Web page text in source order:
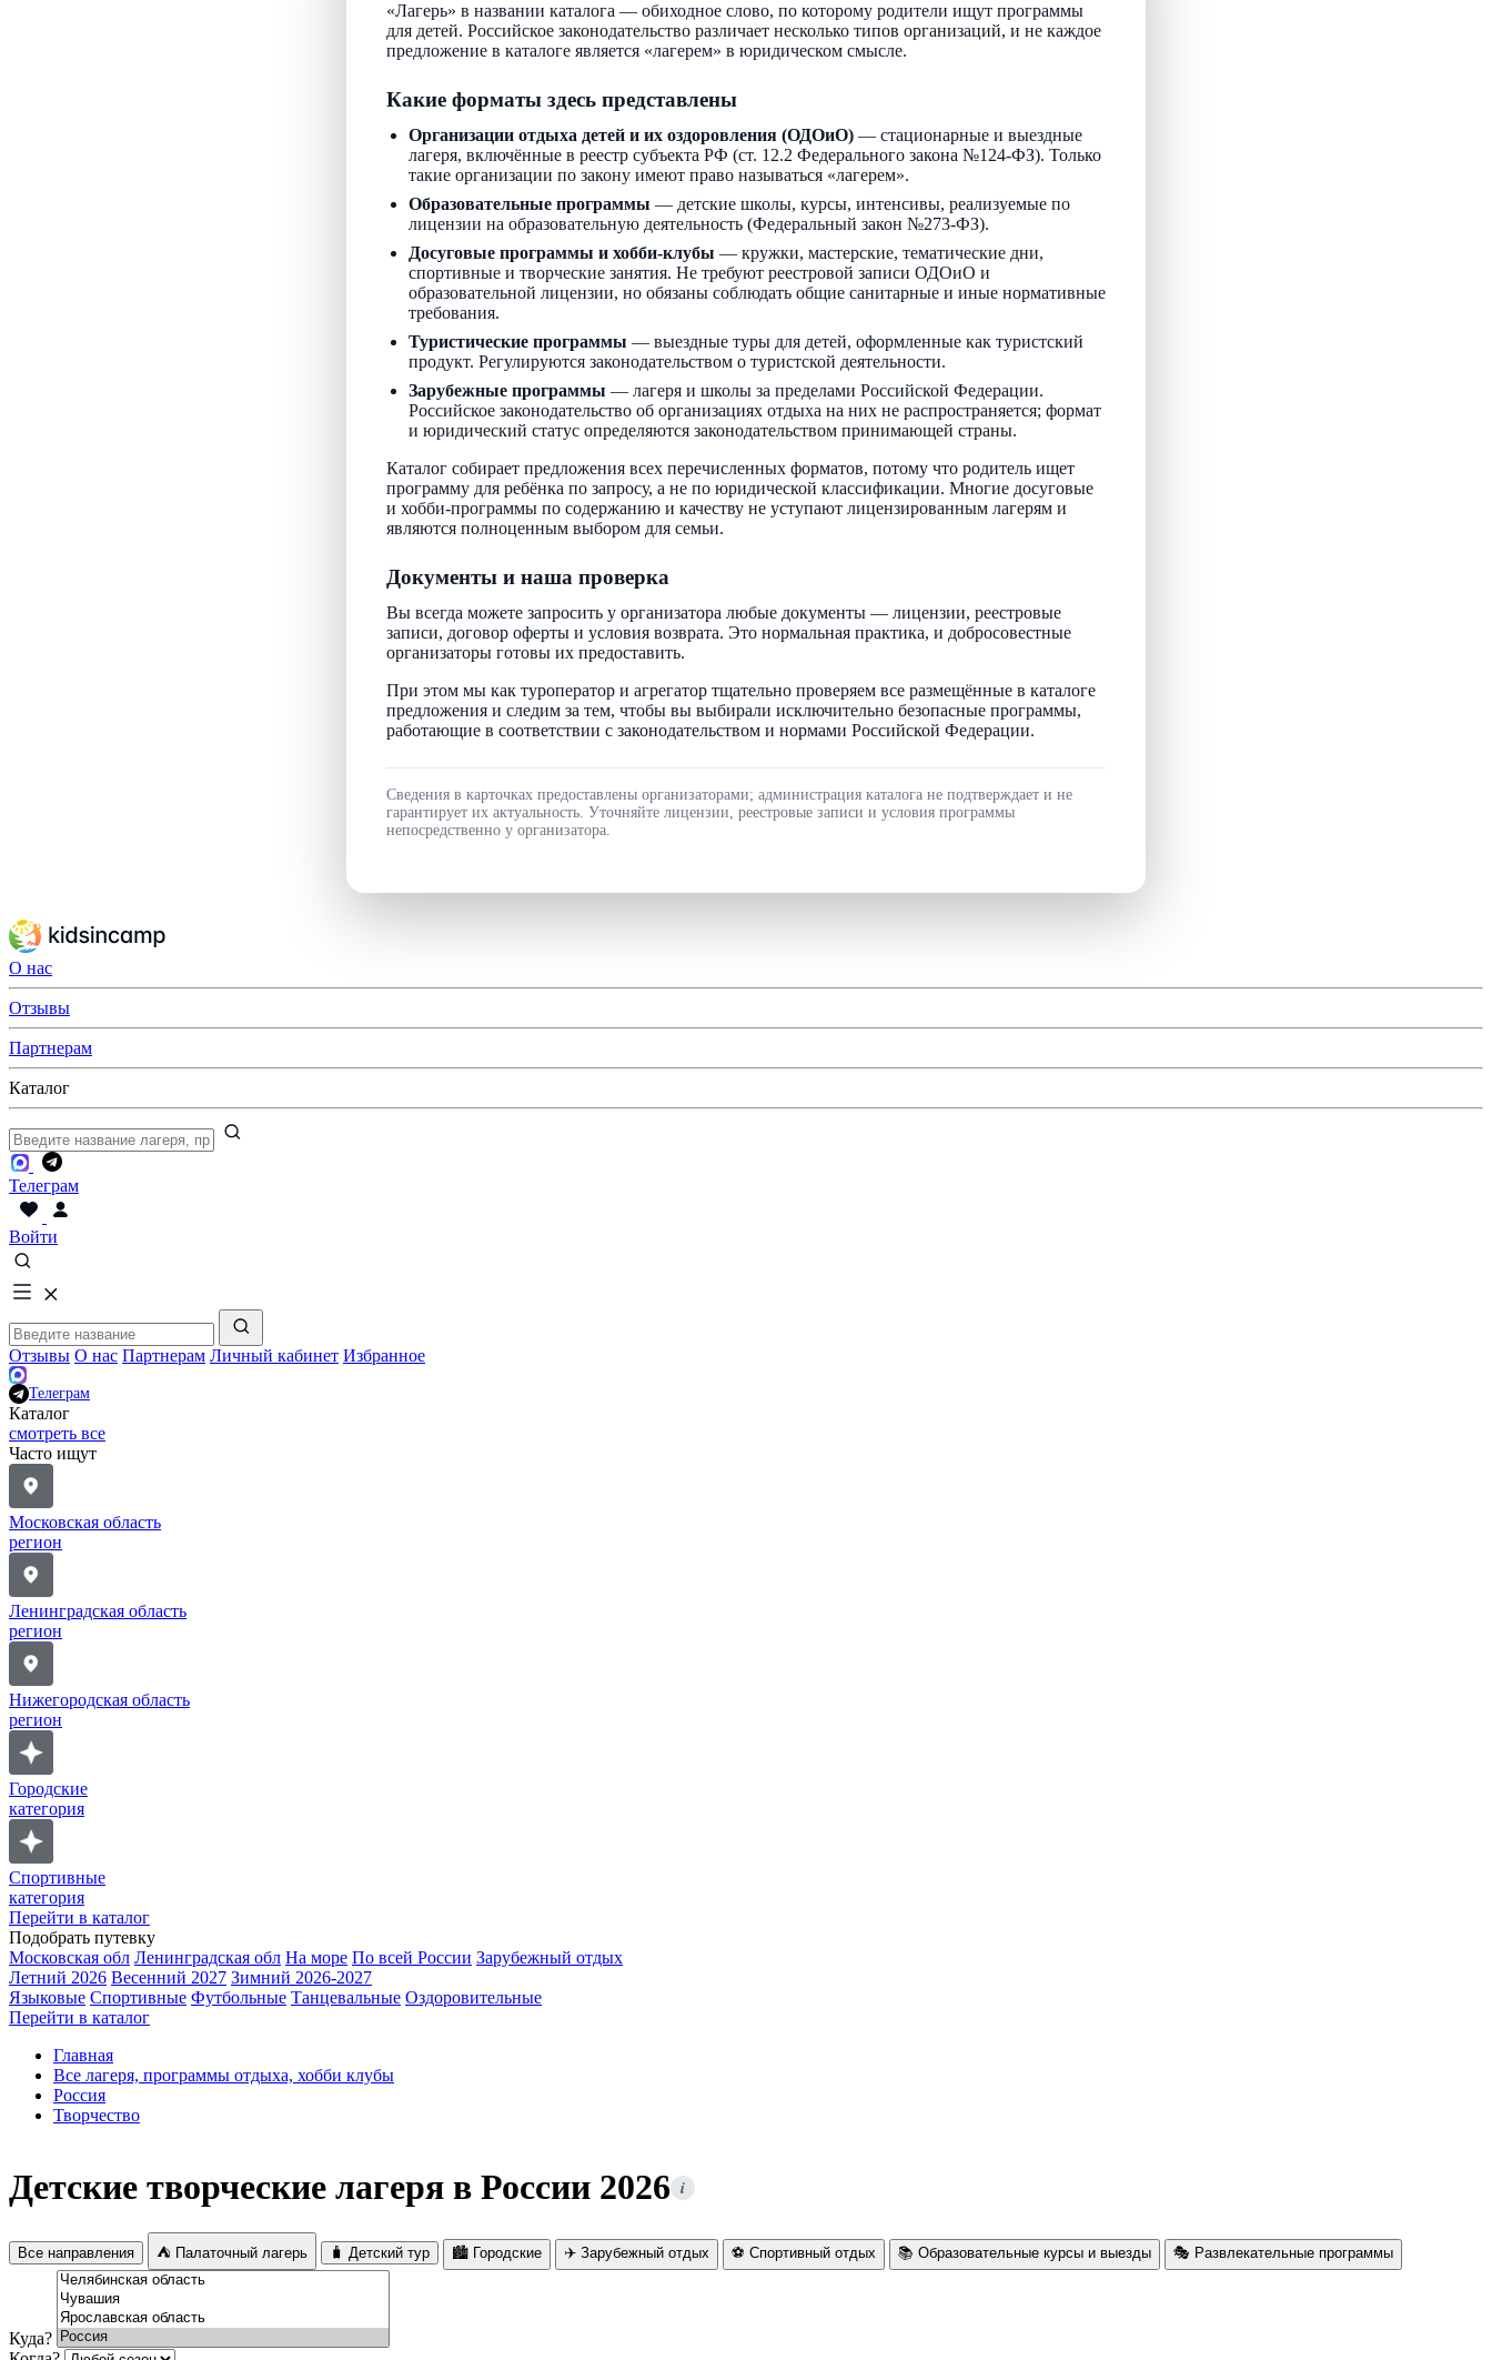
«Лагерь» в названии каталога — обиходное слово, по которому родители ищут программы
для детей. Российское законодательство различает несколько типов организаций, и не каждое
предложение в каталоге является «лагерем» в юридическом смысле.
Какие форматы здесь представлены
Организации отдыха детей и их оздоровления (ОДОиО) — стационарные и выездные
лагеря, включённые в реестр субъекта РФ (ст. 12.2 Федерального закона №124-ФЗ). Только
такие организации по закону имеют право называться «лагерем».
Образовательные программы — детские школы, курсы, интенсивы, реализуемые по
лицензии на образовательную деятельность (Федеральный закон №273-ФЗ).
Досуговые программы и хобби-клубы — кружки, мастерские, тематические дни,
спортивные и творческие занятия. Не требуют реестровой записи ОДОиО и
образовательной лицензии, но обязаны соблюдать общие санитарные и иные нормативные
требования.
Туристические программы — выездные туры для детей, оформленные как туристский
продукт. Регулируются законодательством о туристской деятельности.
Зарубежные программы — лагеря и школы за пределами Российской Федерации.
Российское законодательство об организациях отдыха на них не распространяется; формат
и юридический статус определяются законодательством принимающей страны.
Каталог собирает предложения всех перечисленных форматов, потому что родитель ищет
программу для ребёнка по запросу, а не по юридической классификации. Многие досуговые
и хобби-программы по содержанию и качеству не уступают лицензированным лагерям и
являются полноценным выбором для семьи.
Документы и наша проверка
Вы всегда можете запросить у организатора любые документы — лицензии, реестровые
записи, договор оферты и условия возврата. Это нормальная практика, и добросовестные
организаторы готовы их предоставить.
При этом мы как туроператор и агрегатор тщательно проверяем все размещённые в каталоге
предложения и следим за тем, чтобы вы выбирали исключительно безопасные программы,
работающие в соответствии с законодательством и нормами Российской Федерации.
Сведения в карточках предоставлены организаторами; администрация каталога не подтверждает и не
гарантирует их актуальность. Уточняйте лицензии, реестровые записи и условия программы
непосредственно у организатора.
О нас
Отзывы
Партнерам
Каталог
Телеграм
Войти
Отзывы О нас Партнерам Личный кабинет Избранное
Телеграм
Каталог
смотреть все
Часто ищут
Московская область
регион
Ленинградская область
регион
Нижегородская область
регион
Городские
категория
Спортивные
категория
Перейти в каталог
Подобрать путевку
Московская обл Ленинградская обл На море По всей России Зарубежный отдых
Летний 2026 Весенний 2027 Зимний 2026-2027
Языковые Спортивные Футбольные Танцевальные Оздоровительные
Перейти в каталог
Главная
Все лагеря, программы отдыха, хобби клубы
Россия
Творчество
Детские творческие лагеря в России 2026 i
Все направления ⛺ Палаточный лагерь 🧳 Детский тур 🏙️ Городские ✈️ Зарубежный отдых ⚽ Спортивный отдых 📚 Образовательные курсы и выезды 🎭 Развлекательные программы
Куда?